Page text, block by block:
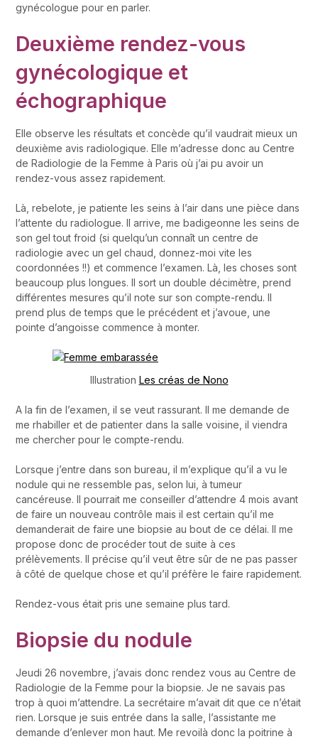
gynécologue pour en parler.
Deuxième rendez-vous
gynécologique et
échographique
Elle observe les résultats et concède qu’il vaudrait mieux un
deuxième avis radiologique. Elle m’adresse donc au Centre
de Radiologie de la Femme à Paris où j’ai pu avoir un
rendez-vous assez rapidement.
Là, rebelote, je patiente les seins à l’air dans une pièce dans
l’attente du radiologue. Il arrive, me badigeonne les seins de
son gel tout froid (si quelqu’un connaît un centre de
radiologie avec un gel chaud, donnez-moi vite les
coordonnées !!) et commence l’examen. Là, les choses sont
beaucoup plus longues. Il sort un double décimètre, prend
différentes mesures qu’il note sur son compte-rendu. Il
prend plus de temps que le précédent et j’avoue, une
pointe d’angoisse commence à monter.
Illustration Les créas de Nono
A la fin de l’examen, il se veut rassurant. Il me demande de
me rhabiller et de patienter dans la salle voisine, il viendra
me chercher pour le compte-rendu.
Lorsque j’entre dans son bureau, il m’explique qu’il a vu le
nodule qui ne ressemble pas, selon lui, à tumeur
cancéreuse. Il pourrait me conseiller d’attendre 4 mois avant
de faire un nouveau contrôle mais il est certain qu’il me
demanderait de faire une biopsie au bout de ce délai. Il me
propose donc de procéder tout de suite à ces
prélèvements. Il précise qu’il veut être sûr de ne pas passer
à côté de quelque chose et qu’il préfère le faire rapidement.
Rendez-vous était pris une semaine plus tard.
Biopsie du nodule
Jeudi 26 novembre, j’avais donc rendez vous au Centre de
Radiologie de la Femme pour la biopsie. Je ne savais pas
trop à quoi m’attendre. La secrétaire m’avait dit que ce n’était
rien. Lorsque je suis entrée dans la salle, l’assistante me
demande d’enlever mon haut. Me revoilà donc la poitrine à